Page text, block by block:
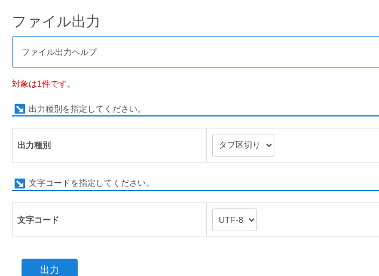
ファイル出力
ファイル出力ヘルプ
対象は1件です。
出力種別を指定してください。
出力種別
文字コードを指定してください。
文字コード